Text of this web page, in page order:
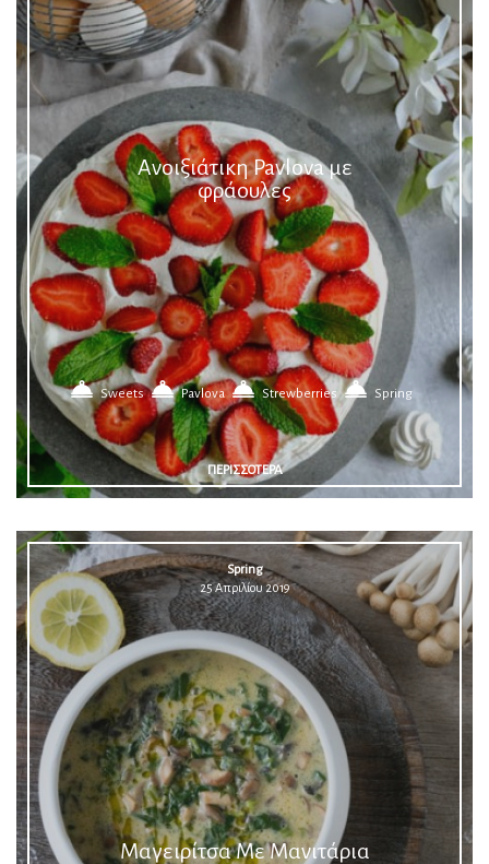
Ανοιξιάτικη Pavlova με
φράουλες
Sweets Pavlova Strewberries Spring
ΠΕΡΙΣΣΟΤΕΡΑ
Μαγειρίτσα Με Μανιτάρια
Spring
25 Απριλίου 2019